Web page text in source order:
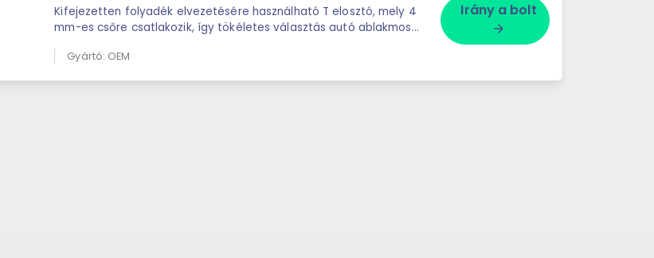
Kifejezetten folyadék elvezetésére használható T elosztó, mely 4
mm-es csőre csatlakozik, így tökéletes választás autó ablakmosó
Gyártó: OEM
Irány a bolt
arrow_forward